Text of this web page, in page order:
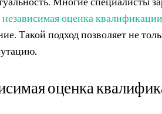
независимая оценка квалификации
Такой подход позволяет не
оценка